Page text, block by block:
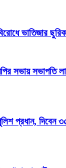
ভাতিজার
সভায় সভাপতি
প্রধান, দিবেন